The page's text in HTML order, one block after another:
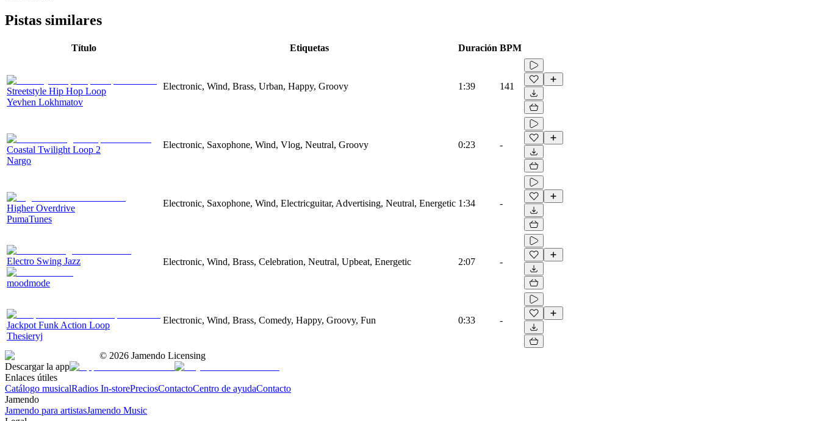
Pistas similares
Título Etiquetas Duración BPM
Streetstyle Hip Hop Loop
Yevhen Lokhmatov
Electronic, Wind, Brass, Urban, Happy, Groovy 1:39 141
Coastal Twilight Loop 2
Nargo
Electronic, Saxophone, Wind, Vlog, Neutral, Groovy 0:23 -
Higher Overdrive
PumaTunes
Electronic, Saxophone, Wind, Electricguitar, Advertising, Neutral, Energetic 1:34 -
Electro Swing Jazz
moodmode
Electronic, Wind, Brass, Celebration, Neutral, Upbeat, Energetic 2:07 -
Jackpot Funk Action Loop
Thesieryj
Electronic, Wind, Brass, Comedy, Happy, Groovy, Fun 0:33 -
© 2026 Jamendo Licensing
Descargar la app
Enlaces útiles
Catálogo musicalRadios In-storePreciosContactoCentro de ayudaContacto
Jamendo
Jamendo para artistasJamendo Music